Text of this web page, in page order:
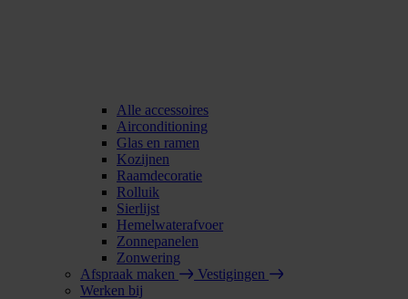
Alle accessoires
Airconditioning
Glas en ramen
Kozijnen
Raamdecoratie
Rolluik
Sierlijst
Hemelwaterafvoer
Zonnepanelen
Zonwering
Afspraak maken
Vestigingen
Werken bij